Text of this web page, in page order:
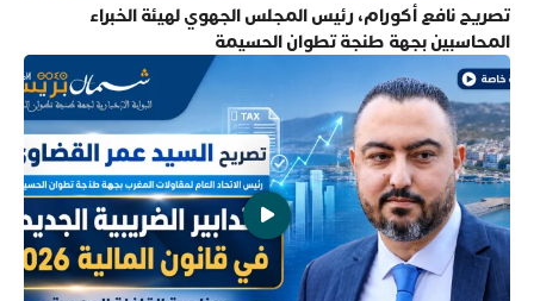
تصريح نافع أكورام، رئيس المجلس الجهوي لهيئة الخبراء
المحاسبين بجهة طنجة تطوان الحسيمة